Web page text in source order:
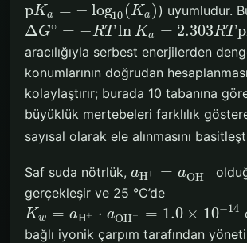
pKa = − log10 (Ka ) ) uyumludur.
ΔG∘ = −RT ln Ka = 2.303RTp
aracılığıyla serbest enerjilerden
konumlarının doğrudan
kolaylaştırır; burada 10 tabanına
büyüklük mertebeleri farklılık
sayısal olarak ele alınmasını
Saf suda nötrlük, aH+ = aOH−
gerçekleşir ve 25 °C’de
Kw = aH+ ⋅ aOH− = 1.0 × 10−14
bağlı iyonik çarpım tarafından